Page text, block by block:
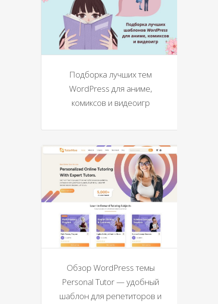
Подборка лучших тем
WordPress для аниме,
комиксов и видеоигр
Обзор WordPress темы
Personal Tutor — удобный
шаблон для репетиторов и